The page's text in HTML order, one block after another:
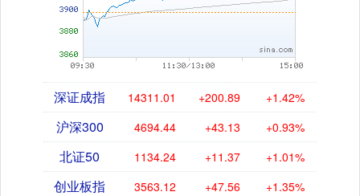
深证成指 14311.01 +200.89 +1.42%
沪深300 4694.44 +43.13 +0.93%
北证50 1134.24 +11.37 +1.01%
创业板指 3563.12 +47.56 +1.35%